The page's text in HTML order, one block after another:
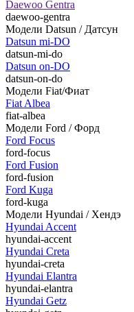
Daewoo Gentra
daewoo-gentra
Модели Datsun / Датсун
Datsun mi-DO
datsun-mi-do
Datsun on-DO
datsun-on-do
Модели Fiat/Фиат
Fiat Albea
fiat-albea
Модели Ford / Форд
Ford Focus
ford-focus
Ford Fusion
ford-fusion
Ford Kuga
ford-kuga
Модели Hyundai / Хендэ
Hyundai Accent
hyundai-accent
Hyundai Creta
hyundai-creta
Hyundai Elantra
hyundai-elantra
Hyundai Getz